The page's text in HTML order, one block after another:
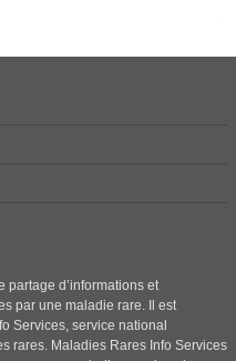
partage d’informations et
par une maladie rare. Il est
Services, service national
rares. Maladies Rares Info Services